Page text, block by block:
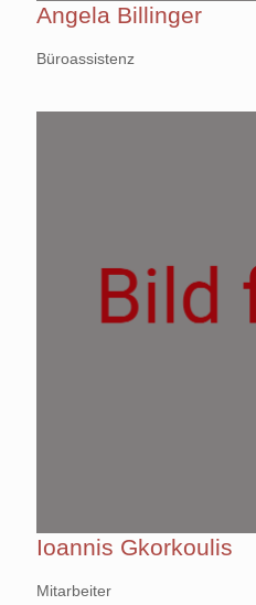
Angela Billinger
Büroassistenz
Ioannis Gkorkoulis
Mitarbeiter